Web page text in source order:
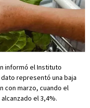
informó el Instituto
dato representó una baja
con marzo, cuando el
el 3,4%.